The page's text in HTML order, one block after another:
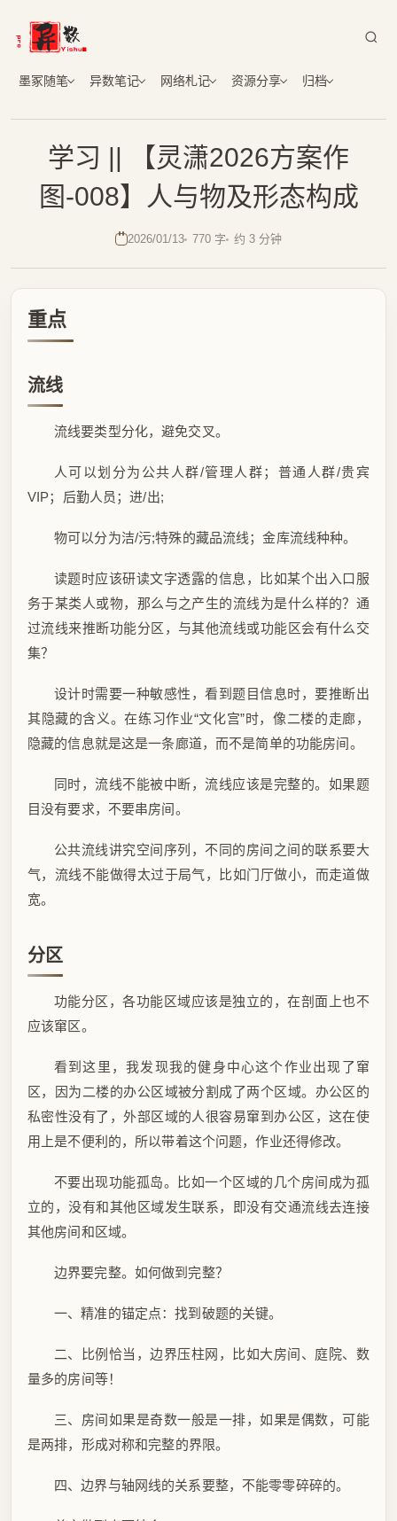
墨冢随笔 异数笔记 网络札记 资源分享 归档
学习 || 【灵潇2026方案作
图-008】人与物及形态构成
2026/01/13 770 字 约 3 分钟
重点
流线
流线要类型分化，避免交叉。
人可以划分为公共人群/管理人群；普通人群/贵宾
VIP；后勤人员；进/出;
物可以分为洁/污;特殊的藏品流线；金库流线种种。
读题时应该研读文字透露的信息，比如某个出入口服
务于某类人或物，那么与之产生的流线为是什么样的？通
过流线来推断功能分区，与其他流线或功能区会有什么交
集？
设计时需要一种敏感性，看到题目信息时，要推断出
其隐藏的含义。在练习作业“文化宫”时，像二楼的走廊，
隐藏的信息就是这是一条廊道，而不是简单的功能房间。
同时，流线不能被中断，流线应该是完整的。如果题
目没有要求，不要串房间。
公共流线讲究空间序列，不同的房间之间的联系要大
气，流线不能做得太过于局气，比如门厅做小，而走道做
宽。
分区
功能分区，各功能区域应该是独立的，在剖面上也不
应该窜区。
看到这里，我发现我的健身中心这个作业出现了窜
区，因为二楼的办公区域被分割成了两个区域。办公区的
私密性没有了，外部区域的人很容易窜到办公区，这在使
用上是不便利的，所以带着这个问题，作业还得修改。
不要出现功能孤岛。比如一个区域的几个房间成为孤
立的，没有和其他区域发生联系，即没有交通流线去连接
其他房间和区域。
边界要完整。如何做到完整？
一、精准的锚定点：找到破题的关键。
二、比例恰当，边界压柱网，比如大房间、庭院、数
量多的房间等！
三、房间如果是奇数一般是一排，如果是偶数，可能
是两排，形成对称和完整的界限。
四、边界与轴网线的关系要整，不能零零碎碎的。